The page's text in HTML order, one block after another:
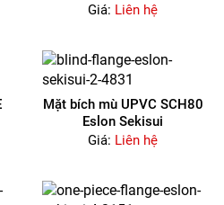
Giá: Liên hệ
Mặt bích mù UPVC SCH80
Eslon Sekisui
Giá: Liên hệ